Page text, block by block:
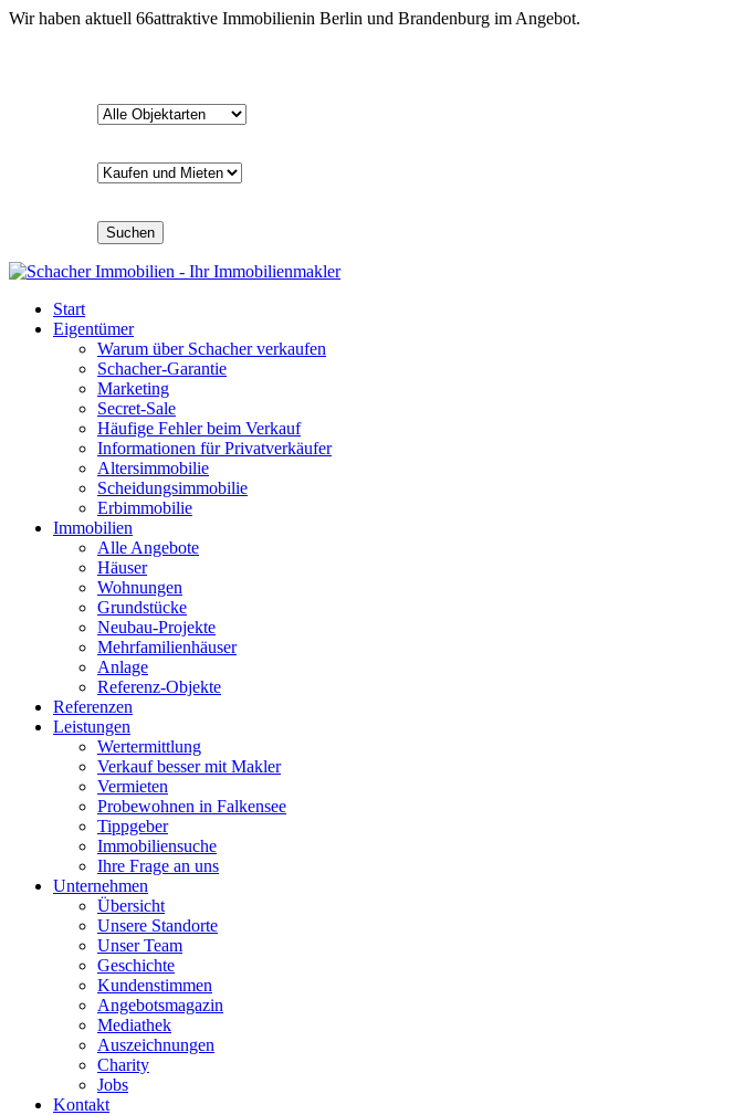
Wir haben aktuell 66attraktive Immobilienin Berlin und Brandenburg im Angebot.
Suchen
Start
Eigentümer
Warum über Schacher verkaufen
Schacher-Garantie
Marketing
Secret-Sale
Häufige Fehler beim Verkauf
Informationen für Privatverkäufer
Altersimmobilie
Scheidungsimmobilie
Erbimmobilie
Immobilien
Alle Angebote
Häuser
Wohnungen
Grundstücke
Neubau-Projekte
Mehrfamilienhäuser
Anlage
Referenz-Objekte
Referenzen
Leistungen
Wertermittlung
Verkauf besser mit Makler
Vermieten
Probewohnen in Falkensee
Tippgeber
Immobiliensuche
Ihre Frage an uns
Unternehmen
Übersicht
Unsere Standorte
Unser Team
Geschichte
Kundenstimmen
Angebotsmagazin
Mediathek
Auszeichnungen
Charity
Jobs
Kontakt